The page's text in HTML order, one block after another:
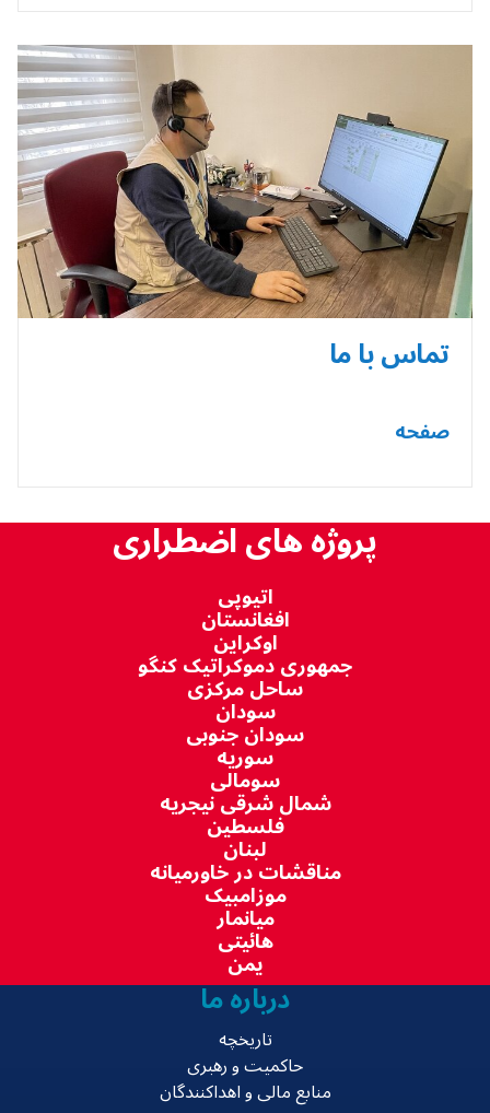
تماس با ما
صفحه
پروژه های اضطراری
اتیوپی
افغانستان
اوکراین
جمهوری دموکراتیک کنگو
ساحل مرکزی
سودان
سودان جنوبی
سوریه
سومالی
شمال شرقی نیجریه
فلسطین
لبنان
مناقشات در خاورمیانه
موزامبیک
میانمار
هائیتی
یمن
درباره ما
تاریخچه
حاکمیت و رهبری
منابع مالی و اهداکنندگان